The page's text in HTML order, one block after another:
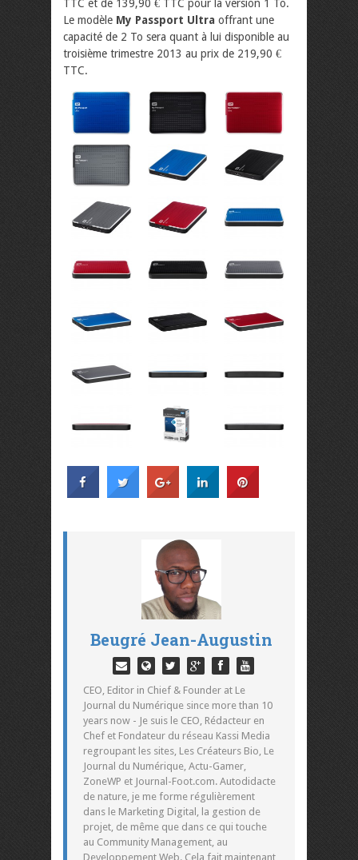
TTC et de 139,90 € TTC pour la version 1 To.
Le modèle My Passport Ultra offrant une
capacité de 2 To sera quant à lui disponible au
troisième trimestre 2013 au prix de 219,90 €
TTC.
Beugré Jean-Augustin
CEO, Editor in Chief & Founder at Le
Journal du Numérique since more than 10
years now - Je suis le CEO, Rédacteur en
Chef et Fondateur du réseau Kassi Media
regroupant les sites, Les Créateurs Bio, Le
Journal du Numérique, Actu-Gamer,
ZoneWP et Journal-Foot.com. Autodidacte
de nature, je me forme régulièrement
dans le Marketing Digital, la gestion de
projet, de même que dans ce qui touche
au Community Management, au
Developpement Web. Cela fait maintenant